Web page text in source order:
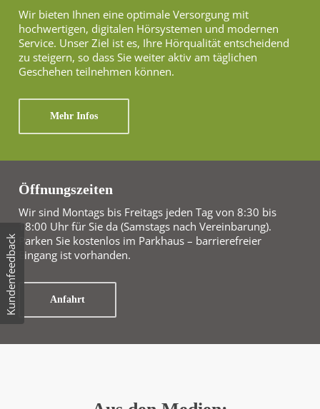
Wir bieten Ihnen eine optimale Versorgung mit
hochwertigen, digitalen Hörsystemen und modernen
Service. Unser Ziel ist es, Ihre Hörqualität entscheidend
zu steigern, so dass Sie weiter aktiv am täglichen
Geschehen teilnehmen können.
Mehr Infos
Öffnungszeiten
Wir sind Montags bis Freitags jeden Tag von 8:30 bis
18:00 Uhr für Sie da (Samstags nach Vereinbarung).
Parken Sie kostenlos im Parkhaus – barrierefreier
Eingang ist vorhanden.
Anfahrt
Kundenfeedback